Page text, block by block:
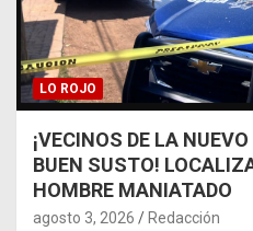
LO ROJO
¡VECINOS DE LA
BUEN SUSTO!
HOMBRE MANIATADO
agosto 3, 2026 Redacción